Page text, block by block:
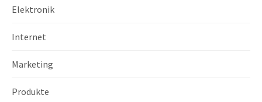
Elektronik
Internet
Marketing
Produkte